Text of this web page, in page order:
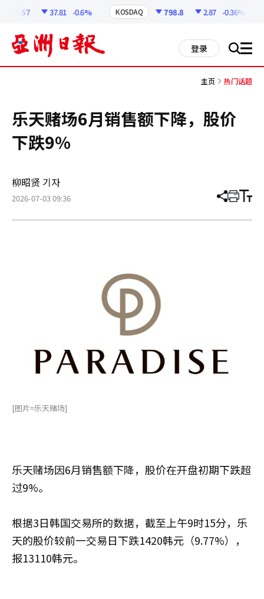
37.81 -0.6% KOSDAQ 798.8 2.87 -0.36%
登录 搜 all
主页 热门话题
乐天赌场6月销售额下降，股价
下跌9%
柳昭贤 기자
2026-07-03 09:36 分
章
打 调
小
[图片=乐天赌场]
乐天赌场因6月销售额下降，股价在开盘初期下跌超
过9%。
根据3日韩国交易所的数据，截至上午9时15分，乐
天的股价较前一交易日下跌1420韩元（9.77%），
报13110韩元。